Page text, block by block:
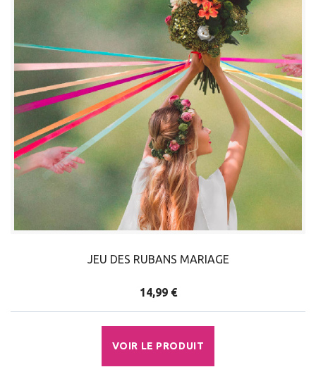
JEU DES RUBANS MARIAGE
14,99 €
VOIR LE PRODUIT